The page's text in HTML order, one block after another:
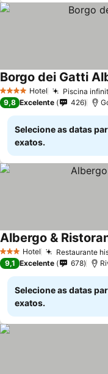
4 EstrelasHotel Piscina
Borgo dei Gatti
9,8 Excelente 426
Selecione as datas
exatos.
3 EstrelasHotel Restaurante
Albergo &
9,1 Excelente 678
Selecione as datas
exatos.